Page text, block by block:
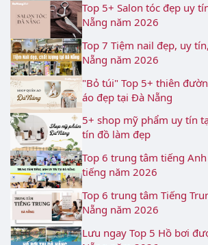
Top 5+ Salon tóc đẹp uy
Nẵng năm 2026
Top 7 Tiệm nail đẹp, uy
Nẵng năm 2026
"Bỏ túi" Top 5+ thiên
áo đẹp tại Đà Nẵng
5+ shop mỹ phẩm uy tín
tín đồ làm đẹp
Top 6 trung tâm tiếng
tiếng năm 2026
Top 6 trung tâm Tiếng
Nẵng năm 2026
Lưu ngay Top 5 Hồ bơi